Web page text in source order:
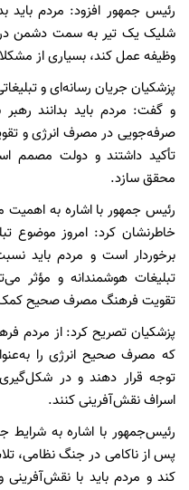
رئیس جمهور افزود: مردم باید
شلیک یک تیر به سمت دشمن
وظیفه عمل کند، بسیاری از
پزشکیان جریان رسانه‌ای و
و گفت: مردم باید بدانند
صرفه‌جویی در مصرف انرژی و
تأکید داشتند و دولت مصمم
محقق سازد.
رئیس جمهور با اشاره به اهمیت
خاطرنشان کرد: امروز موضوع
برخوردار است و مردم باید
تبلیغات هوشمندانه و مؤثر
تقویت فرهنگ مصرف صحیح
پزشکیان تصریح کرد: از مردم
که مصرف صحیح انرژی را
توجه قرار دهند و در
اسراف نقش‌آفرینی کنند.
رئیس‌جمهور با اشاره به
پس از ناکامی در جنگ نظامی،
کند و مردم باید با نقش‌آفرینی